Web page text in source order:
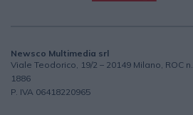
Newsco Multimedia srl
Viale Teodorico, 19/2 – 20149 Milano, ROC n.
1886
P. IVA 06418220965